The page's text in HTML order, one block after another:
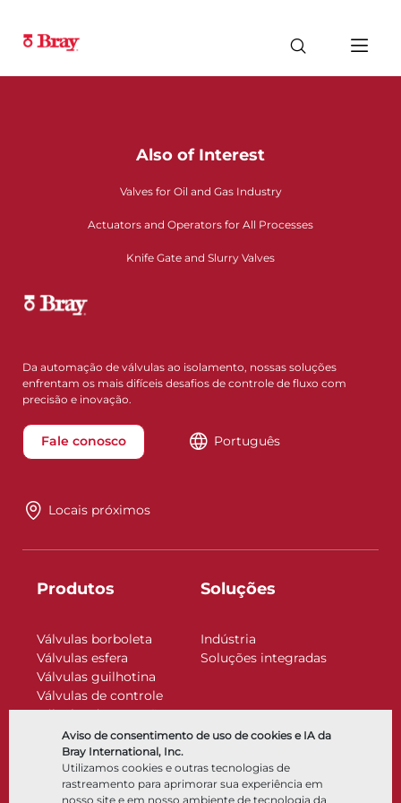
Aviso de consentimento de uso de cookies e IA da
Bray International, Inc.
Utilizamos cookies e outras tecnologias de
rastreamento para aprimorar sua experiência em
nosso site e em nosso ambiente de tecnologia da
Also of Interest
Valves for Oil and Gas Industry
Actuators and Operators for All Processes
Knife Gate and Slurry Valves
Da automação de válvulas ao isolamento, nossas soluções
enfrentam os mais difíceis desafios de controle de fluxo com
precisão e inovação.
Fale conosco Português
Locais próximos
Produtos
Válvulas borboleta
Válvulas esfera
Válvulas guilhotina
Válvulas de controle
Válvulas de retenção
Atuadores
Acessórios de controle
Criogênico
Soluções
Indústria
Soluções integradas
Empresa Recursos